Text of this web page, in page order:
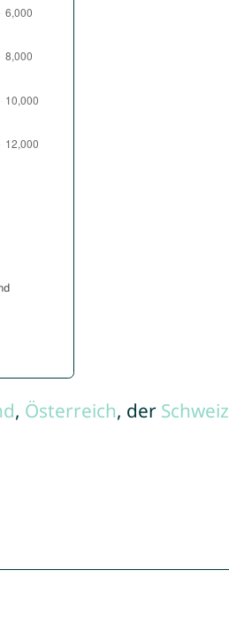
, Österreich, der Schweiz